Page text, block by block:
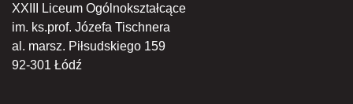
XXIII Liceum Ogólnokształcące
im. ks.prof. Józefa Tischnera
al. marsz. Piłsudskiego 159
92-301 Łódź